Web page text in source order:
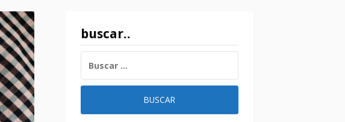
buscar..